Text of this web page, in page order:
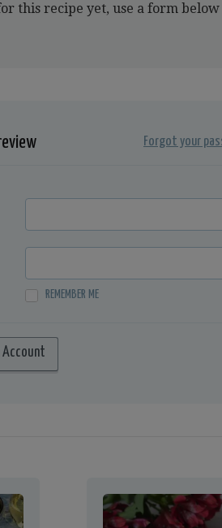
this recipe yet, use a form below
Forgot your
REMEMBER ME
Account